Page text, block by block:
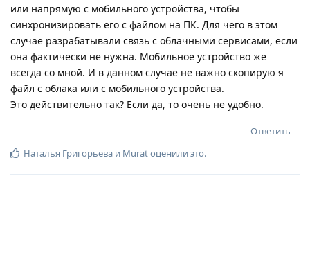
или напрямую с мобильного устройства, чтобы
синхронизировать его с файлом на ПК. Для чего в этом
случае разрабатывали связь с облачными сервисами, если
она фактически не нужна. Мобильное устройство же
всегда со мной. И в данном случае не важно скопирую я
файл с облака или с мобильного устройства.
Это действительно так? Если да, то очень не удобно.
Ответить
Наталья Григорьева и Muratоценили это.